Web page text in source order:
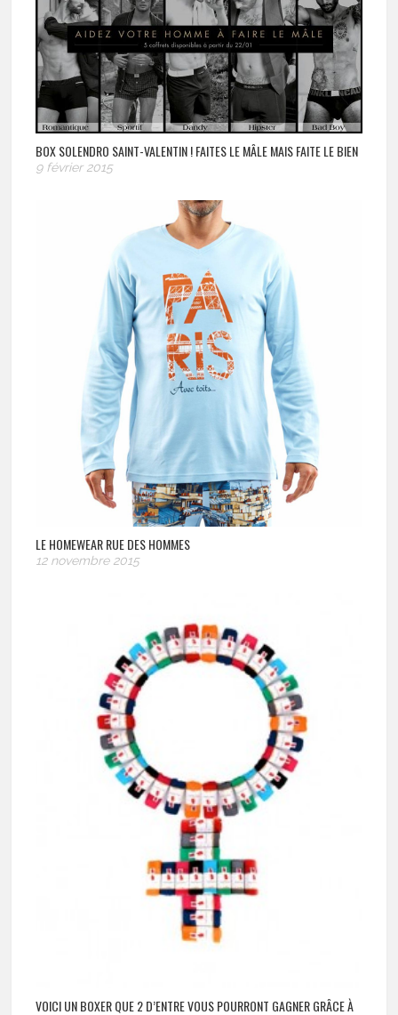
BOX SOLENDRO SAINT-VALENTIN ! FAITES LE MÂLE MAIS FAITE LE BIEN
9 février 2015
LE HOMEWEAR RUE DES HOMMES
12 novembre 2015
VOICI UN BOXER QUE 2 D’ENTRE VOUS POURRONT GAGNER GRÂCE À